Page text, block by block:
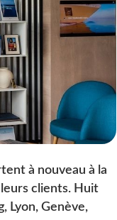
à nouveau à la
clients. Huit
Lyon, Genève,